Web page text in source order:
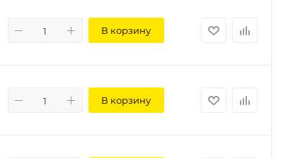
В корзину
В корзину